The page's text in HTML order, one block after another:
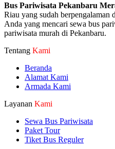
Bus Pariwisata Pekanbaru
Riau yang sudah berpengalaman
Anda yang mencari sewa bus
pariwisata murah di Pekanbaru.
Tentang Kami
Beranda
Alamat Kami
Armada Kami
Layanan Kami
Sewa Bus Pariwisata
Paket Tour
Tiket Bus Reguler